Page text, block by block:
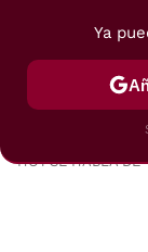
POSTRES
HOY SE HABLA DE
Ya